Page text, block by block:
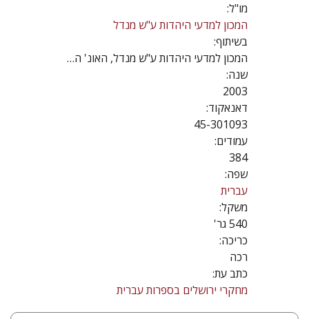
מו"ל:
המכון למדעי היהדות ע"ש מנדל
בשיתוף:
המכון למדעי היהדות ע"ש מנדל, האונ' העברית
שנה:
2003
דאנאקוד:
45-301093
עמודים:
384
שפה:
עברית
משקל:
540 גר'
כריכה:
רכה
כתב עת:
מחקרי ירושלים בספרות עברית